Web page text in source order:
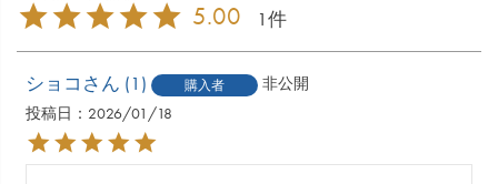
5.00 1
ショコ 1 購入者
非公開
投稿日
2026/01/18